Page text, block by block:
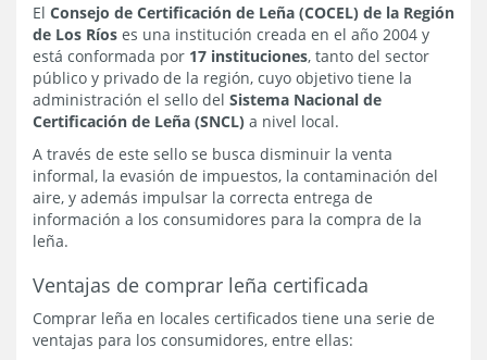
El Consejo de Certificación de Leña (COCEL) de la Región
de Los Ríos es una institución creada en el año 2004 y
está conformada por 17 instituciones, tanto del sector
público y privado de la región, cuyo objetivo tiene la
administración el sello del Sistema Nacional de
Certificación de Leña (SNCL) a nivel local.
A través de este sello se busca disminuir la venta
informal, la evasión de impuestos, la contaminación del
aire, y además impulsar la correcta entrega de
información a los consumidores para la compra de la
leña.
Ventajas de comprar leña certificada
Comprar leña en locales certificados tiene una serie de
ventajas para los consumidores, entre ellas: